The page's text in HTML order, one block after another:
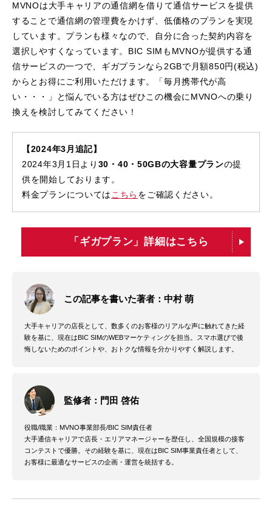
MVNOは大手キャリアの通信網を借りて通信サービスを提供
することで通信網の管理費をかけず、低価格のプランを実現
しています。プランも様々なので、自分に合った契約内容を
選択しやすくなっています。BIC SIMもMVNOが提供する通
信サービスの一つで、ギガプランなら2GBで月額850円(税込)
からとお得にご利用いただけます。「毎月携帯代が高
い・・・」と悩んでいる方はぜひこの機会にMVNOへの乗り
換えを検討してみてください！
【2024年3月追記】
2024年3月1日より 30・40・50GBの大容量プランの提
供を開始しております。
料金プランについては こちら をご確認ください。
「ギガプラン」詳細はこちら
この記事を書いた著者：中村 萌
大手キャリアの店長として、数多くのお客様のリアルな声に触れてきた経
験を基に、現在はBIC SIMのWEBマーケティングを担当。スマホ選びで後
悔しないためのポイントや、おトクな情報を分かりやすく解説します。
監修者：門田 啓佑
役職/職業：MVNO事業部長/BIC SIM責任者
大手通信キャリアで店長・エリアマネージャーを歴任し、全国規模の接客
コンテストで優勝。その経験を基に、現在はBIC SIM事業責任者として、
お客様に最適なサービスの企画・運営を統括する。